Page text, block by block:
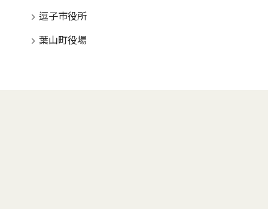
逗子市役所
葉山町役場